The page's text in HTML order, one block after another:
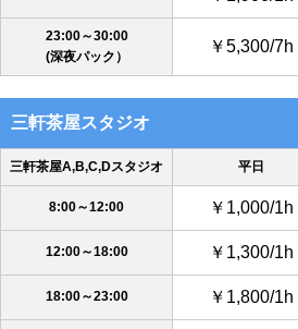
23:00～30:00
(深夜パック）
￥5,300/7h
三軒茶屋スタジオ
三軒茶屋A,B,C,Dスタジオ 平日
8:00～12:00 ￥1,000/1h
12:00～18:00 ￥1,300/1h
18:00～23:00 ￥1,800/1h